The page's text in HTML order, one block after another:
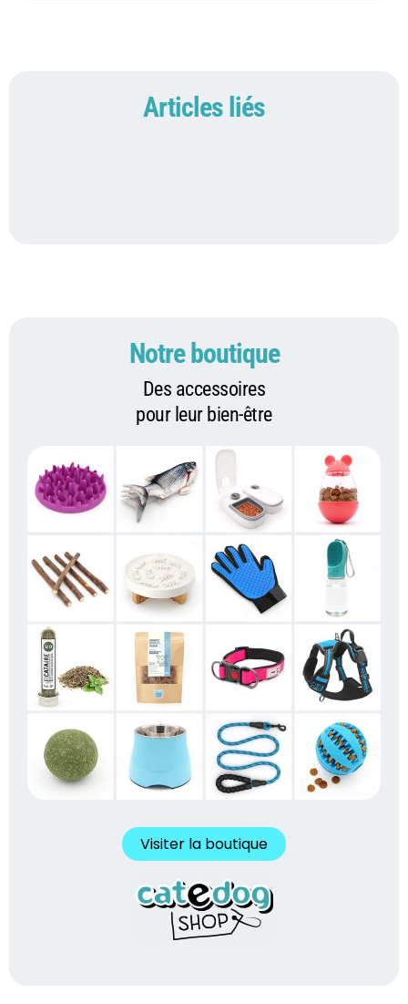
Articles liés
Notre boutique
Des accessoires
pour leur bien-être
Visiter la boutique